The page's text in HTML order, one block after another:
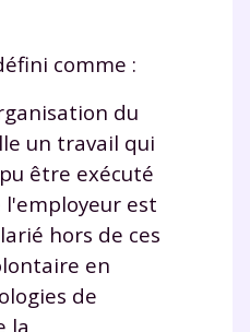
comme :
du
un travail qui
être exécuté
l'employeur est
hors de ces
en
de
la